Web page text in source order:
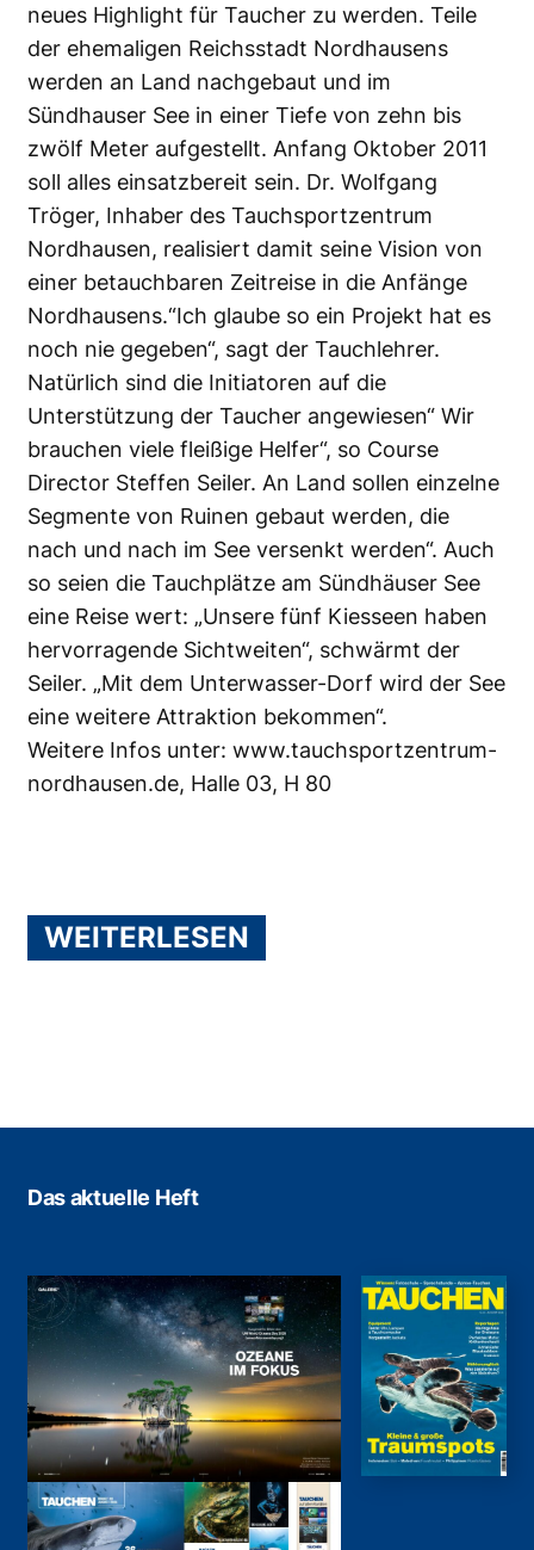
neues Highlight für Taucher zu werden. Teile
der ehemaligen Reichsstadt Nordhausens
werden an Land nachgebaut und im
Sündhauser See in einer Tiefe von zehn bis
zwölf Meter aufgestellt. Anfang Oktober 2011
soll alles einsatzbereit sein. Dr. Wolfgang
Tröger, Inhaber des Tauchsportzentrum
Nordhausen, realisiert damit seine Vision von
einer betauchbaren Zeitreise in die Anfänge
Nordhausens.“Ich glaube so ein Projekt hat es
noch nie gegeben“, sagt der Tauchlehrer.
Natürlich sind die Initiatoren auf die
Unterstützung der Taucher angewiesen“ Wir
brauchen viele fleißige Helfer“, so Course
Director Steffen Seiler. An Land sollen einzelne
Segmente von Ruinen gebaut werden, die
nach und nach im See versenkt werden“. Auch
so seien die Tauchplätze am Sündhäuser See
eine Reise wert: „Unsere fünf Kiesseen haben
hervorragende Sichtweiten“, schwärmt der
Seiler. „Mit dem Unterwasser-Dorf wird der See
eine weitere Attraktion bekommen“.
Weitere Infos unter: www.tauchsportzentrum-
nordhausen.de, Halle 03, H 80
WEITERLESEN
Das aktuelle Heft